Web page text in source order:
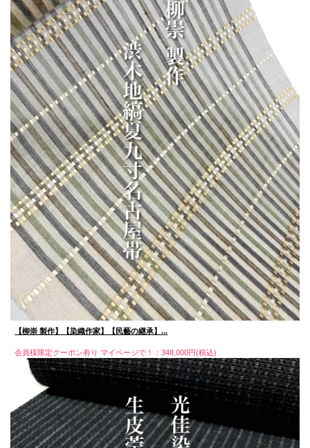
【柳崇 製作】【染織作家】【民藝の継承】...
会員様限定クーポン有り マイページで！：348,000円(税込)